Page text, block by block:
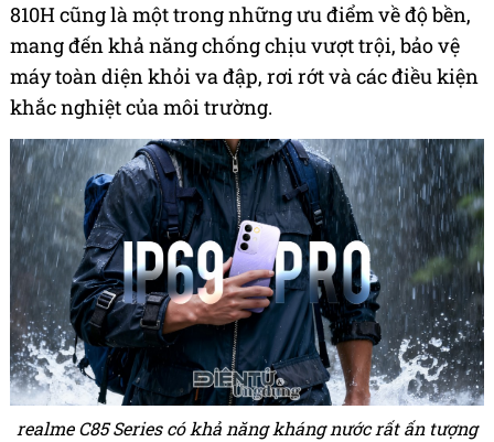
810H cũng là một trong những ưu điểm về độ bền,
mang đến khả năng chống chịu vượt trội, bảo vệ
máy toàn diện khỏi va đập, rơi rớt và các điều kiện
khắc nghiệt của môi trường.
realme C85 Series có khả năng kháng nước rất ấn tượng